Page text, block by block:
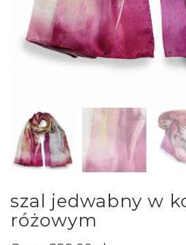
szal jedwabny w
różowym